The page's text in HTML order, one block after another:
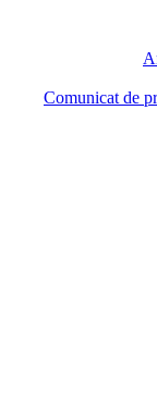
Comunicat de